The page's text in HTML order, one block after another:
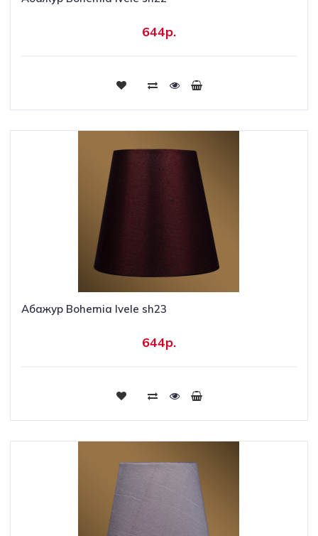
644р.
Купить
Абажур Bohemia Ivele sh23
644р.
Купить